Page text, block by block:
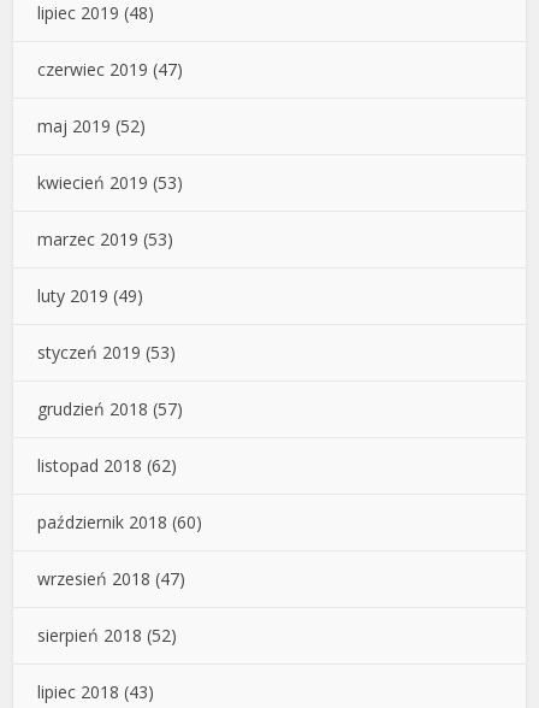
lipiec 2019 (48)
czerwiec 2019 (47)
maj 2019 (52)
kwiecień 2019 (53)
marzec 2019 (53)
luty 2019 (49)
styczeń 2019 (53)
grudzień 2018 (57)
listopad 2018 (62)
październik 2018 (60)
wrzesień 2018 (47)
sierpień 2018 (52)
lipiec 2018 (43)